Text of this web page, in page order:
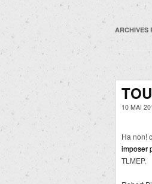
ARCHIVES
10 MAI
Ha non!
imposer
TLMEP.